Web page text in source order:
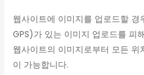
웹사이트에 이미지를 업로드할 경
GPS)가 있는 이미지 업로드를 피
웹사이트의 이미지로부터 모든
이 가능합니다.